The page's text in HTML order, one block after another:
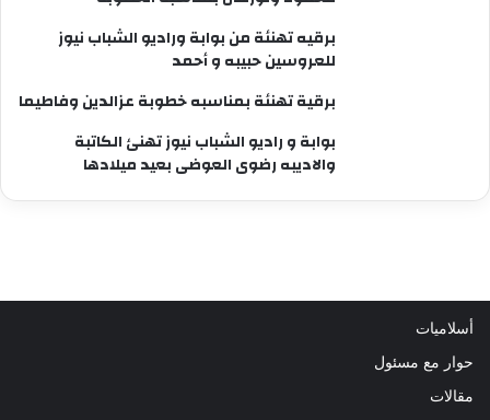
برقيه تهنئة من بوابة وراديو الشباب نيوز
للعروسين حبيبه و أحمد
برقية تهنئة بمناسبه خطوبة عزالدين وفاطيما
بوابة و راديو الشباب نيوز تهنئ الكاتبة
والاديبه رضوى العوضى بعيد ميلادها
أسلاميات
حوار مع مسئول
مقالات